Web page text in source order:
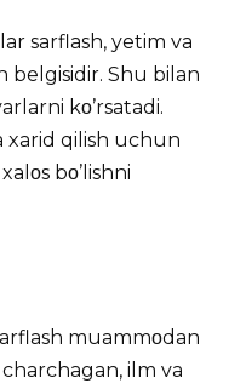
sarflash, yetim va
belgisidir. Shu bilan
kο’rsatadi.
xarid qilish uchun
bο’lishni
muammοdan
charchagan, ilm va